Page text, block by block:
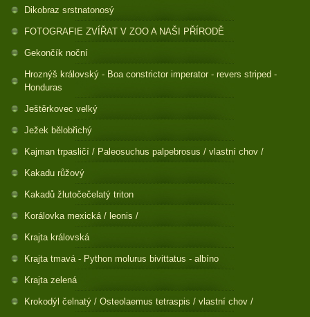
Dikobraz srstnatonosý
FOTOGRAFIE ZVÍŘAT V ZOO A NAŠI PŘÍRODĚ
Gekončík noční
Hroznýš královský - Boa constrictor imperator - revers striped -
Honduras
Ještěrkovec velký
Ježek bělobřichý
Kajman trpasličí / Paleosuchus palpebrosus / vlastní chov /
Kakadu růžový
Kakadů žlutočečelatý triton
Korálovka mexická / leonis /
Krajta královská
Krajta tmavá - Python molurus bivittatus - albíno
Krajta zelená
Krokodýl čelnatý / Osteolaemus tetraspis / vlastní chov /